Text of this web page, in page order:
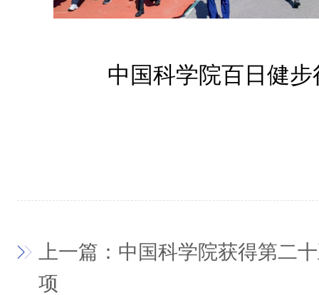
中国科学院百日健
上一篇：中国科学院获得第二
项